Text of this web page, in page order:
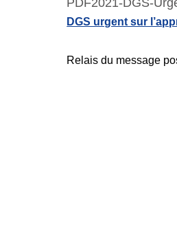
PDF2021-DGS-
DGS urgent sur
Relais du message